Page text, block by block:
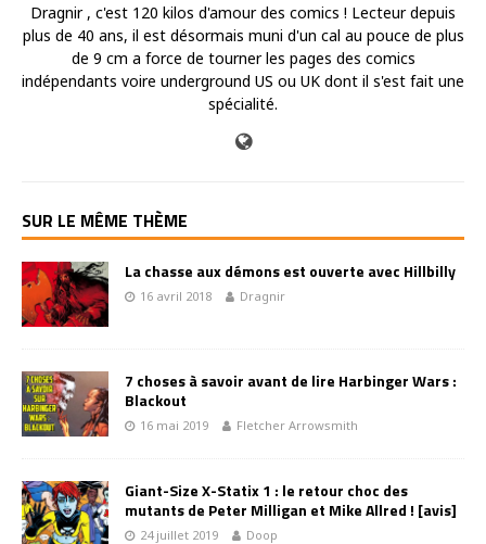
Dragnir , c'est 120 kilos d'amour des comics ! Lecteur depuis
plus de 40 ans, il est désormais muni d'un cal au pouce de plus
de 9 cm a force de tourner les pages des comics
indépendants voire underground US ou UK dont il s'est fait une
spécialité.
SUR LE MÊME THÈME
La chasse aux démons est ouverte avec Hillbilly
16 avril 2018 Dragnir
7 choses à savoir avant de lire Harbinger Wars :
Blackout
16 mai 2019 Fletcher Arrowsmith
Giant-Size X-Statix 1 : le retour choc des
mutants de Peter Milligan et Mike Allred ! [avis]
24 juillet 2019 Doop